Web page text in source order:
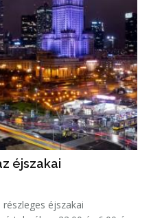
éjszakai
éjszakai